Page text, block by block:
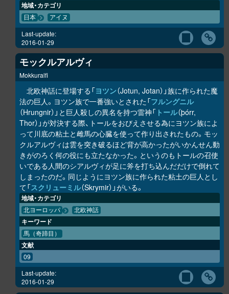
地域・カテゴリ
日本 アイヌ
Last-update:
2016-01-29
モックルアルヴィ
Mokkuralfi
北欧神話に登場する「ヨツン（Jotun, Jotan）」族に作られた魔
法の巨人。ヨツン族で一番強いとされた「フルングニル
（Hrungnir）」と巨人殺しの異名を持つ雷神「 トール（þórr,
Thor）」が対決する際、トールをおびえさせる為にヨツン族によ
って川底の粘土と雌馬の心臓を使って作り出されたもの。モッ
クルアルヴィは雲を突き破るほど背が高かったがいかんせん動
きがのろく何の役にも立たなかった。というのもトールの召使
いである人間のシアルヴィが足に斧を打ち込んだだけで倒れて
しまったのだ。同じようにヨツン族に作られた粘土の巨人とし
て「スクリューミル（Skrymir）」がいる。
地域・カテゴリ
北ヨーロッパ 北欧神話
キーワード
馬（奇蹄目）
文献
09
Last-update:
2016-01-29